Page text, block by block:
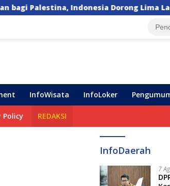
Indonesia Dorong Lima Langkah
InfoWisata InfoLoker
Policy REDAKSI
InfoDaerah
7